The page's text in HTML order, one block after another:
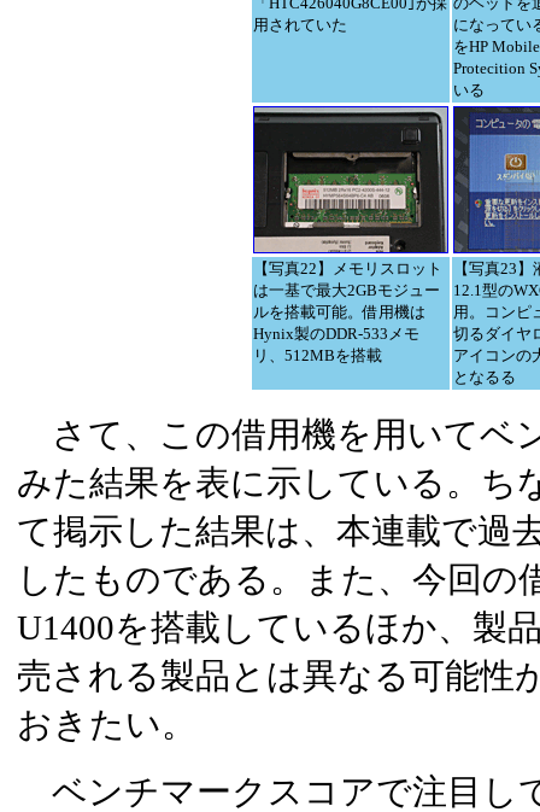
用されていた
になってい
をHP
Protecition
いる
【写真22】メモリスロット
は一基で最大2GBモジュー
ルを搭載可能。借用機は
Hynix製のDDR-533メモ
リ、512MBを搭載
【写真23
12.1型の
用。コンピ
切るダイヤ
アイコンの
となるる
さて、この借用機を用いてベ
みた結果を表に示している。ち
て掲示した結果は、本連載で過
したものである。また、今回の
U1400を搭載しているほか、製
売される製品とは異なる可能性
おきたい。
ベンチマークスコアで注目し